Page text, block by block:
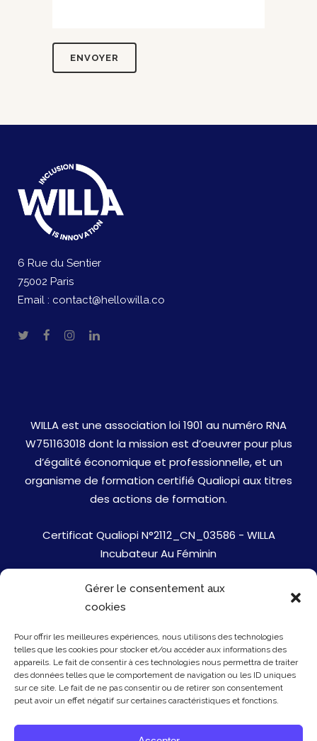
Gérer le consentement aux
cookies
Pour offrir les meilleures expériences, nous utilisons des technologies
telles que les cookies pour stocker et/ou accéder aux informations des
appareils. Le fait de consentir à ces technologies nous permettra de traiter
des données telles que le comportement de navigation ou les ID uniques
sur ce site. Le fait de ne pas consentir ou de retirer son consentement
peut avoir un effet négatif sur certaines caractéristiques et fonctions.
6 Rue du Sentier
75002 Paris
Email : contact@hellowilla.co
WILLA est une association loi 1901 au numéro RNA
W751163018 dont la mission est d’oeuvrer pour plus
d’égalité économique et professionnelle, et un
organisme de formation certifié Qualiopi aux titres
des actions de formation.
Certificat Qualiopi N°2112_CN_03586 - WILLA
Incubateur Au Féminin
Jobs
Mentions Légales
Politique de cookies
Presse